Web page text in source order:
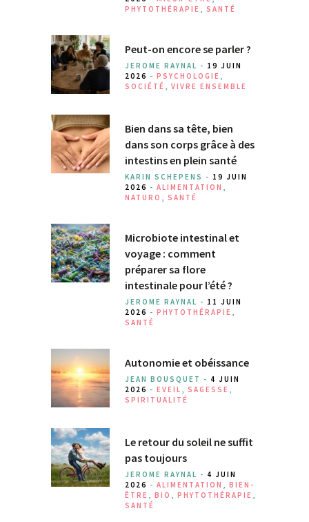
PHYTOTHÉRAPIE
SANTÉ
Peut-on encore se parler ?
JEROME RAYNAL - 19 JUIN
2026 - PSYCHOLOGIE
SOCIÉTÉ
VIVRE ENSEMBLE
Bien dans sa tête, bien
dans son corps grâce à des
intestins en plein santé
KARIN SCHEPENS - 19 JUIN
2026 - ALIMENTATION
NATURO
SANTÉ
Microbiote intestinal et
voyage : comment
préparer sa flore
intestinale pour l’été ?
JEROME RAYNAL - 11 JUIN
2026 - PHYTOTHÉRAPIE
SANTÉ
Autonomie et obéissance
JEAN BOUSQUET - 4 JUIN
2026 - EVEIL SAGESSE
SPIRITUALITÉ
Le retour du soleil ne suffit
pas toujours
JEROME RAYNAL - 4 JUIN
2026 - ALIMENTATION
BIEN-
ÊTRE
BIO PHYTOTHÉRAPIE
SANTÉ